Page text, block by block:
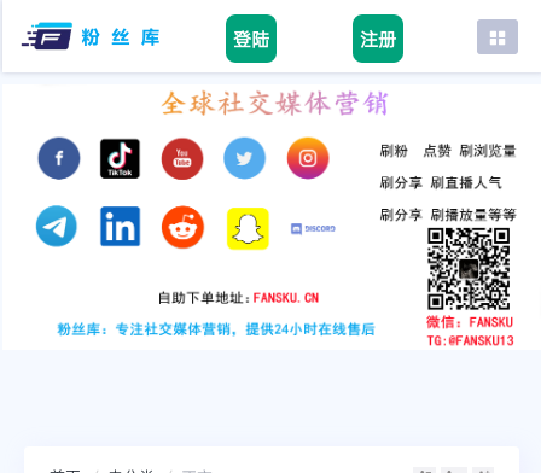
登陆 注册
首页
tiktok
youtube
instagram